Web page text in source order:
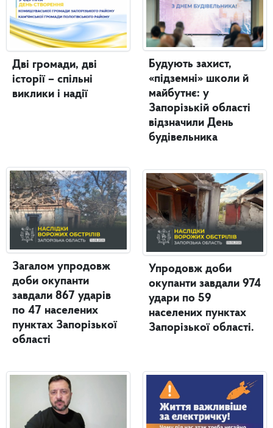
Дві громади, дві
історії – спільні
виклики і надії
Загалом упродовж
доби окупанти
завдали 867 ударів
по 47 населених
пунктах Запорізької
області
Будують захист,
«підземні» школи й
майбутнє: у
Запорізькій області
відзначили День
будівельника
Упродовж доби
окупанти завдали 974
удари по 59
населених пунктах
Запорізької області.